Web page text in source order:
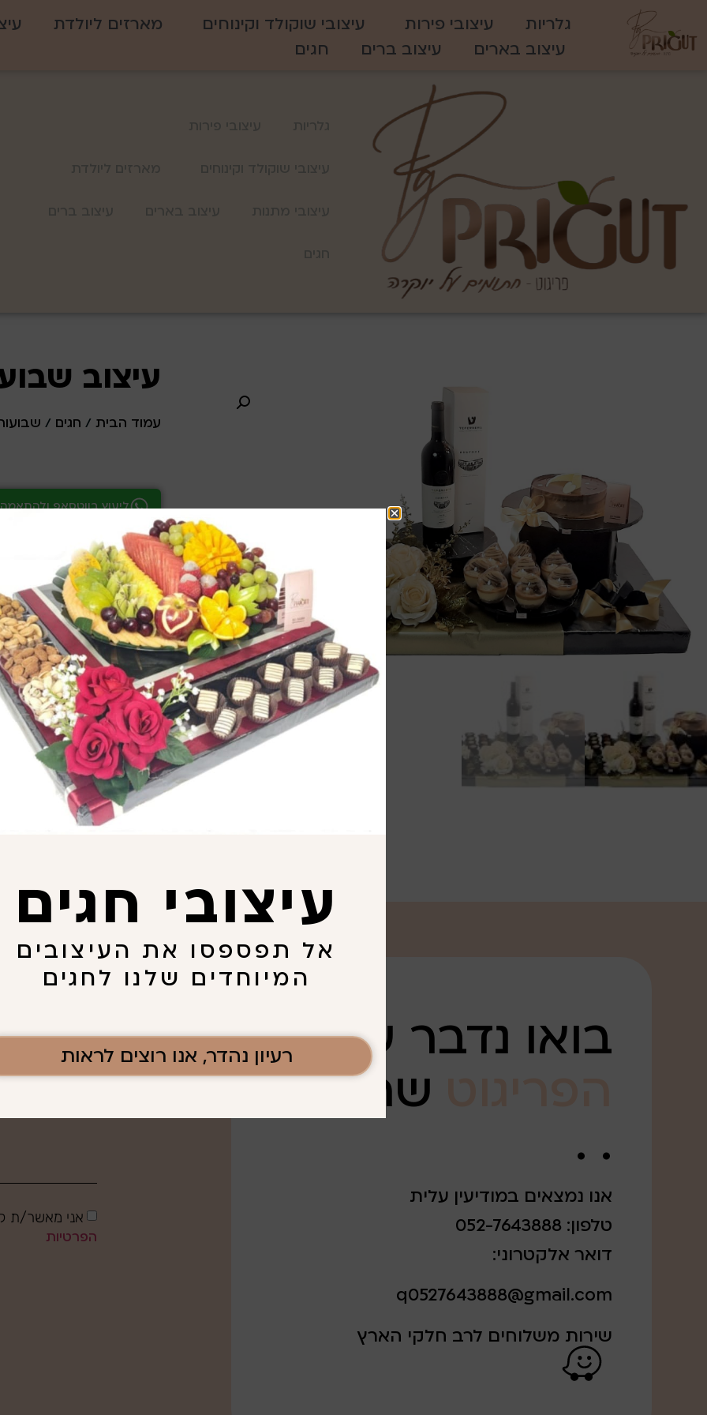
גלריות עיצובי פירות עיצובי שוקולד וקינוחים מארזים ליולדת
עיצוב בארים
עיצוב ברים חגים
עיצוב
עמוד הבית / חגים /
ליעוץ בווטסאפ
ליעוץ והתאמה דרך
בואו נדבר על
שרציתם.
. .
אנו נמצאים במודיעין עלית
טלפון: 052-7643888
דואר אלקטרוני:
q0527643888@gmail.com
שירות משלוחים לרב חלקי הארץ
אני מאשר/ת
הפרטיות
עיצובי חגים
אל תפספסו את העיצובים
המיוחדים שלנו לחגים
רעיון נהדר, אנו רוצים לראות